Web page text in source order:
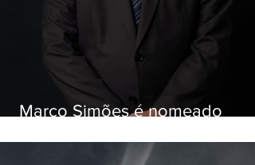
Marco Simões é nomeado